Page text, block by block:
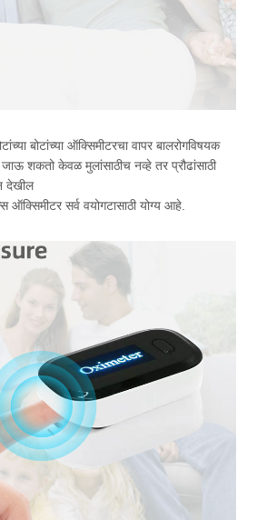
बोटांच्या ऑक्सिमीटरचा वापर बालरोगविषयक
शकतो केवळ मुलांसाठीच नव्हे तर प्रौढांसाठी
देखील
ऑक्सिमीटर सर्व वयोगटासाठी योग्य आहे.